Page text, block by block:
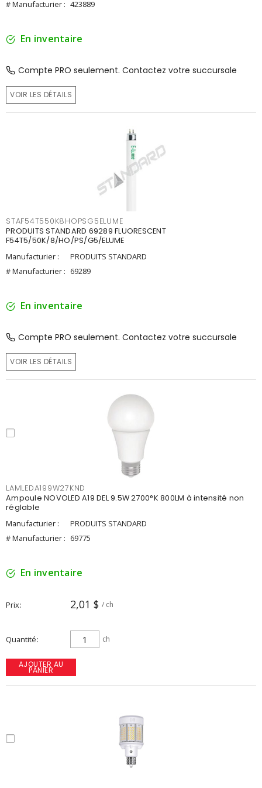
# Manufacturier : 423889
En inventaire
Compte PRO seulement. Contactez votre succursale
VOIR LES DÉTAILS
STAF54T550K8HOPSG5ELUME
PRODUITS STANDARD 69289 FLUORESCENT
F54T5/50K/8/HO/PS/G5/ELUME
Manufacturier :
PRODUITS STANDARD
# Manufacturier : 69289
En inventaire
Compte PRO seulement. Contactez votre succursale
VOIR LES DÉTAILS
LAMLEDA199W27KND
Ampoule NOVOLED A19 DEL 9.5W 2700°K 800LM à intensité non
réglable
Manufacturier :
PRODUITS STANDARD
# Manufacturier : 69775
En inventaire
Prix 2,01 $ / ch
Quantité ch
AJOUTER AU
PANIER